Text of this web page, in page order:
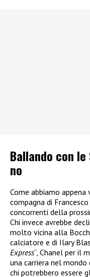
Ballando con
no
Come abbiamo
compagna di
concorrenti della
Chi invece avrebbe
molto vicina alla
calciatore e di Ilary
Express“, Chanel per il
una carriera nel
chi potrebbero essere